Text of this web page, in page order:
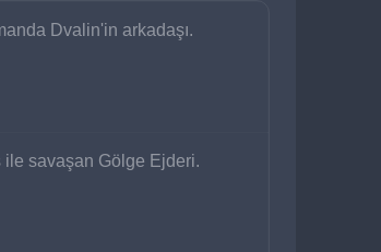
Dvalin'in arkadaşı.
ile savaşan Gölge Ejderi.